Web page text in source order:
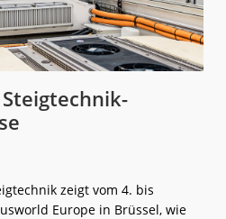
zeigt vom 4. bis
Europe in Brüssel, wie